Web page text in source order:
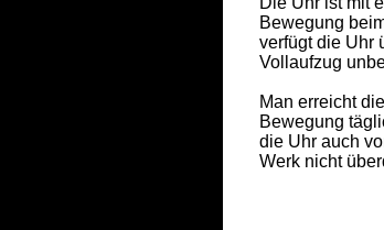
Bewegung
verfügt die Uhr
Vollaufzug
Man erreicht
Bewegung
die Uhr auch
Werk nicht